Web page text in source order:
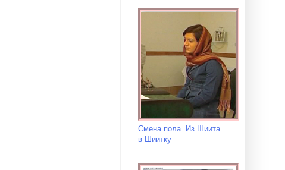
Смена пола. Из Шиита
в Шиитку